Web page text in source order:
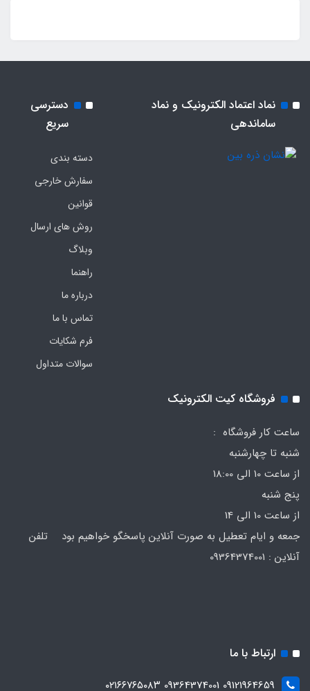
نماد اعتماد الکترونیک و نماد
ساماندهی
دسترسی
سریع
دسته بندی
سفارش خارجی
قوانین
روش های ارسال
وبلاگ
راهنما
درباره ما
تماس با ما
فرم‌ شکایات
سوالات متداول
فروشگاه کیت الکترونیک
ساعت کار فروشگاه :
شنبه تا چهارشنبه
از ساعت 10 الی 18:00
پنج شنبه
از ساعت 10 الی 14
جمعه و ایام تعطیل به صورت آنلاین پاسخگو خواهیم بود تلفن
ارتباط با ما
09121964659 09364374001 ۰۲۱۶۶۷۶۵۰۸۳